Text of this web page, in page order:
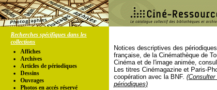
Recherches spécifiques dans les
collections
Affiches
Archives
Articles de périodiques
Dessins
Ouvrages
Photos en accés réservé
Notices descriptives des
française, de la Cinémathèque de
Cinéma et de l'image animée,
Les titres Cinémagazine et Paris-
coopération avec la BNF.
périodiques)